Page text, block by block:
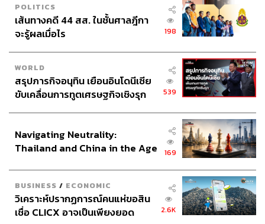
1.7K
ABOUT THE AUTHOR
Content Creator ประจำกองบรรณาธิการข่าว
กีฬา สำนักข่าว THE STANDARD ผู้มีงาน
อดิเรกคือการสัมภาษณ์ BNK48
POLITICS
เส้นทางคดี 44 สส. ในชั้นศาลฎีกา
จะรู้ผลเมื่อไร
198
WORLD
สรุปภารกิจอนุทิน เยือนอินโดนีเซีย
ขับเคลื่อนการทูตเศรษฐกิจเชิงรุก
539
Navigating Neutrality:
Thailand and China in the Age
169
BUSINESS / ECONOMIC
วิเคราะห์ปรากฏการณ์คนแห่ขอสิน
เชื่อ CLICX อาจเป็นเพียงยอด
2.6K